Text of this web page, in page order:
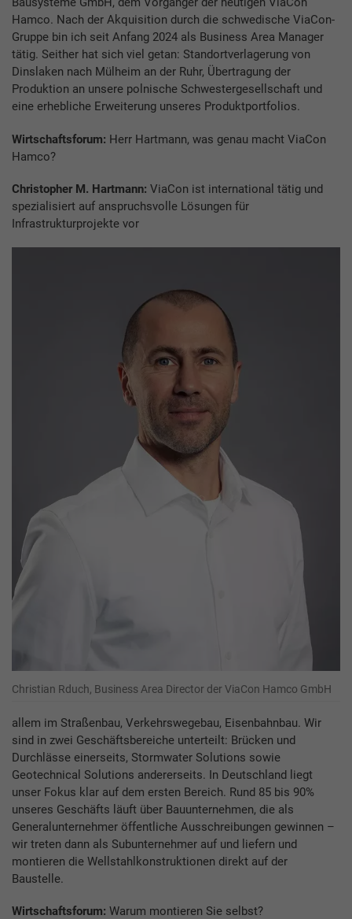
Hamco. Nach der Akquisition durch die schwedische ViaCon-
Gruppe bin ich seit Anfang 2024 als Business Area Manager
tätig. Seither hat sich viel getan: Standortverlagerung von
Dinslaken nach Mülheim an der Ruhr, Übertragung der
Produktion an unsere polnische Schwestergesellschaft und
eine erhebliche Erweiterung unseres Produktportfolios.
Wirtschaftsforum: Herr Hartmann, was genau macht ViaCon
Hamco?
Christopher M. Hartmann: ViaCon ist international tätig und
spezialisiert auf anspruchsvolle Lösungen für
Infrastrukturprojekte vor
Christian Rduch, Business Area Director der ViaCon Hamco GmbH
allem im Straßenbau, Verkehrswegebau, Eisenbahnbau. Wir
sind in zwei Geschäftsbereiche unterteilt: Brücken und
Durchlässe einerseits, Stormwater Solutions sowie
Geotechnical Solutions andererseits. In Deutschland liegt
unser Fokus klar auf dem ersten Bereich. Rund 85 bis 90%
unseres Geschäfts läuft über Bauunternehmen, die als
Generalunternehmer öffentliche Ausschreibungen gewinnen –
wir treten dann als Subunternehmer auf und liefern und
montieren die Wellstahlkon­struktionen direkt auf der
Baustelle.
Wirtschaftsforum: Warum montieren Sie selbst?